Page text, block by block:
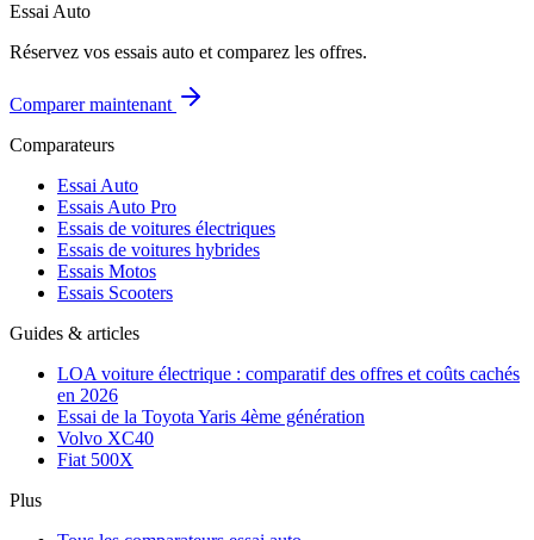
Essai Auto
Réservez vos essais auto et comparez les offres.
Comparer maintenant
Comparateurs
Essai Auto
Essais Auto Pro
Essais de voitures électriques
Essais de voitures hybrides
Essais Motos
Essais Scooters
Guides & articles
LOA voiture électrique : comparatif des offres et coûts cachés
en 2026
Essai de la Toyota Yaris 4ème génération
Volvo XC40
Fiat 500X
Plus